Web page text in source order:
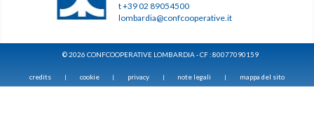
t +39 02 89054500
lombardia@confcooperative.it
© 2026 CONFCOOPERATIVE LOMBARDIA - CF : 80077090159
credits | cookie | privacy | note legali | mappa del sito